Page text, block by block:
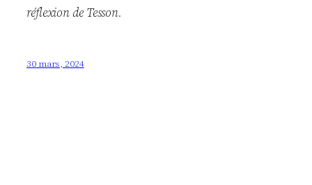
réflexion de Tesson.
30 mars, 2024